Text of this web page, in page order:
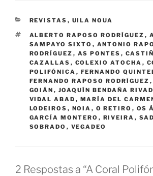
CATEGORÍAS
REVISTAS , UILA NOUA
ETIQUETAS
ALBERTO RAPOSO RODRÍGUEZ ,
SAMPAYO SIXTO , ANTONIO
RODRÍGUEZ , AS PONTES ,
CAZALLAS , COLEXIO ATOCHA ,
POLIFÓNICA , FERNANDO
FERNANDO RAPOSO RODRÍGUEZ ,
GOIÁN , JOAQUÍN BENDAÑA
VIDAL ABAD , MARÍA DEL
LODEIROS , NOIA , O RETIRO , OS
GARCÍA MONTERO , RIVEIRA ,
SOBRADO , VEGADEO
2 Respostas a “A Coral